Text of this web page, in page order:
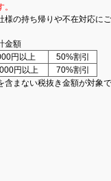
様の持ち帰りや不在対応に
金額
円以上
50%割引
円以上
70%割引
含まない税抜き金額が対象